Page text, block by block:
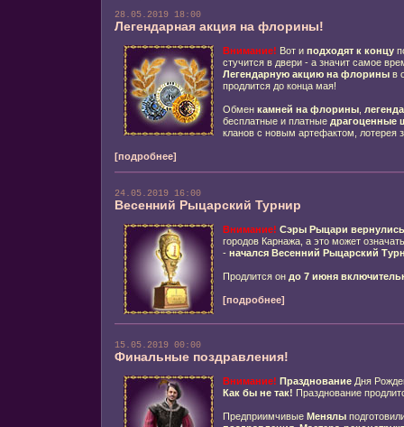
28.05.2019 18:00
Легендарная акция на флорины!
Внимание! Вот и подходят к концу
стучится в двери - а значит самое
Легендарную акцию на флориныв
продлится до конца мая!
Обмен камней на флорины,
бесплатные и платные драгоценные
кланов с новым артефактом, лотерея
[подробнее]
24.05.2019 16:00
Весенний Рыцарский Турнир
Внимание! Сэры Рыцари вернулись
городов Карнажа, а это может
- начался Весенний Рыцарский
Продлится он до 7 июня
[подробнее]
15.05.2019 00:00
Финальные поздравления!
Внимание! Празднование Дня
Как бы не так! Празднование
Предприимчивые Менялы